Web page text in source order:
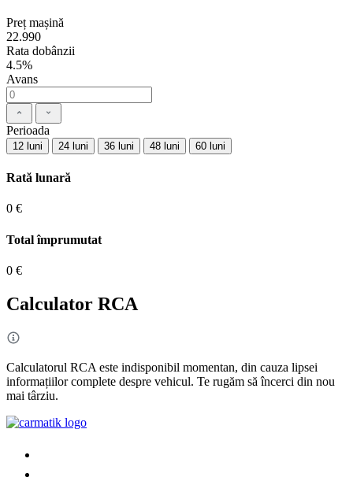
Preț mașină
22.990
Rata dobânzii
4.5%
Avans
Perioada
12 luni 24 luni 36 luni 48 luni 60 luni
Rată lunară
0 €
Total împrumutat
0 €
Calculator RCA
Calculatorul RCA este indisponibil momentan, din cauza lipsei
informațiilor complete despre vehicul. Te rugăm să încerci din nou
mai târziu.